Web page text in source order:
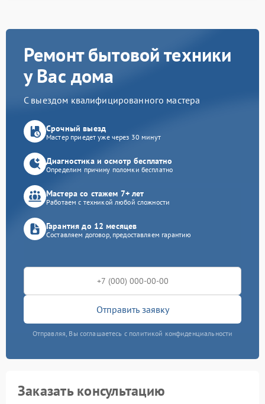
Ремонт бытовой техники
у Вас дома
С выездом квалифицированного мастера
Срочный выезд
Мастер приедет уже через 30 минут
Диагностика и осмотр бесплатно
Определим причину поломки бесплатно
Мастера со стажем 7+ лет
Работаем с техникой любой сложности
Гарантия до 12 месяцев
Составляем договор, предоставляем гарантию
Отправить заявку
Отправляя, Вы соглашаетесь с политикой конфиденциальности
Заказать консультацию